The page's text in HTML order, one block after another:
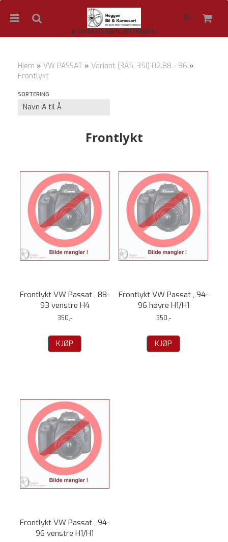
0,-
TRYGG OG ENKEL NETTHANDEL!
Hjem » VW PASSAT » Variant (3A5, 35I) 02.88 - 96 »
Frontlykt
SORTERING
Frontlykt
Frontlykt VW Passat , 88-
93 venstre H4
350,-
KJØP
Frontlykt VW Passat , 94-
96 høyre H1/H1
350,-
KJØP
Frontlykt VW Passat , 94-
96 venstre H1/H1